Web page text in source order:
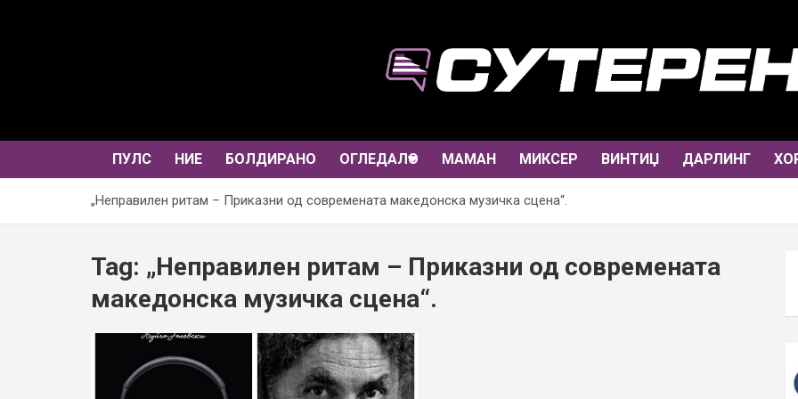
ПУЛС НИЕ БОЛДИРАНО ОГЛЕДАЛО МАМАН МИКСЕР ВИНТИЏ ДАРЛИНГ
„Неправилен ритам – Приказни од современата македонска музичка сцена“.
Tag: „Неправилен ритам – Приказни од современата
македонска музичка сцена“.